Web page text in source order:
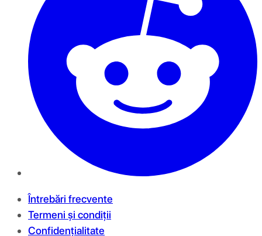
Întrebări frecvente
Termeni și condiții
Confidențialitate